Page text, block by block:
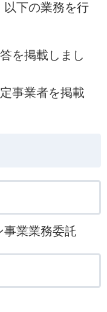
以下の業務を行
を掲載しまし
事業者を掲載
事業業務委託